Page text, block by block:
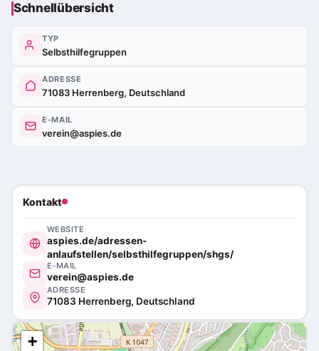
Schnellübersicht
TYP
Selbsthilfegruppen
ADRESSE
71083 Herrenberg, Deutschland
E-MAIL
verein@aspies.de
Kontakt
WEBSITE
aspies.de/adressen-
anlaufstellen/selbsthilfegruppen/shgs/
E-MAIL
verein@aspies.de
ADRESSE
71083 Herrenberg, Deutschland
+